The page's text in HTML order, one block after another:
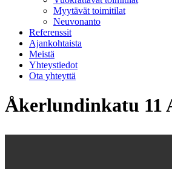
Myytävät toimitilat
Neuvonanto
Referenssit
Ajankohtaista
Meistä
Yhteystiedot
Ota yhteyttä
Åkerlundinkatu 11